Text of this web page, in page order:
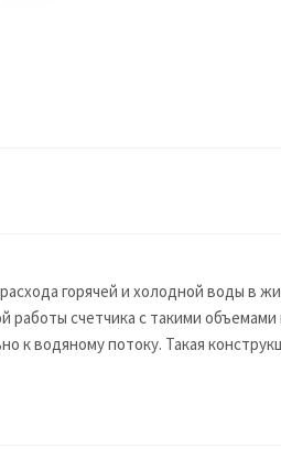
горячей и холодной воды
счетчика с такими
к водяному потоку. Такая